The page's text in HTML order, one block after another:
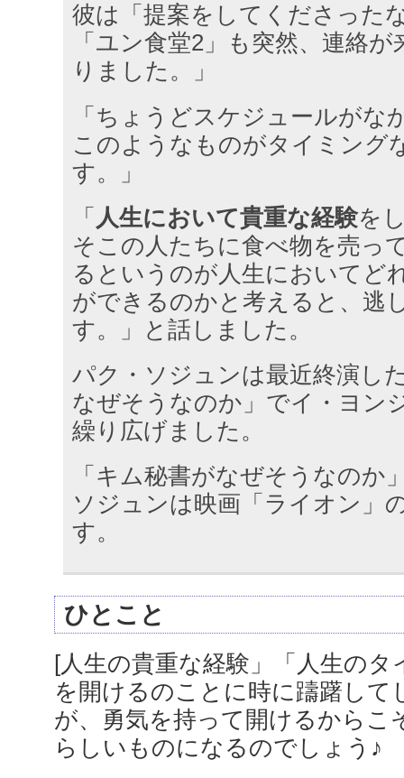
彼は「提案をしてくださった
「ユン食堂2」も突然、連絡
りました。」
「ちょうどスケジュールがな
このようなものがタイミング
す。」
「 人生において貴重な経験を
そこの人たちに食べ物を売っ
るというのが人生においてど
ができるのかと考えると、逃
す。」と話しました。
パク・ソジュンは最近終演し
なぜそうなのか」でイ・ヨン
繰り広げました。
「キム秘書がなぜそうなのか
ソジュンは映画「ライオン」
す。
ひとこと
[人生の貴重な経験」「人生の
を開けるのことに時に躊躇して
が、勇気を持って開けるからこ
らしいものになるのでしょう♪